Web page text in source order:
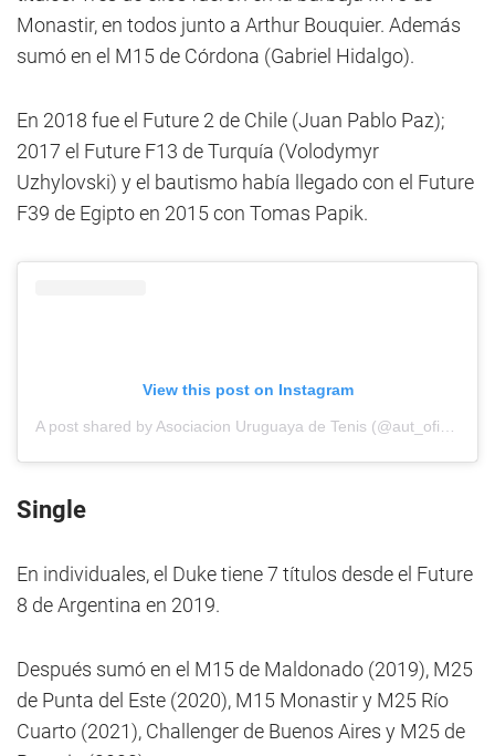
Monastir, en todos junto a Arthur Bouquier. Además
sumó en el M15 de Córdona (Gabriel Hidalgo).
En 2018 fue el Future 2 de Chile (Juan Pablo Paz);
2017 el Future F13 de Turquía (Volodymyr
Uzhylovski) y el bautismo había llegado con el Future
F39 de Egipto en 2015 con Tomas Papik.
View this post on Instagram
Single
En individuales, el Duke tiene 7 títulos desde el Future
8 de Argentina en 2019.
Después sumó en el M15 de Maldonado (2019), M25
de Punta del Este (2020), M15 Monastir y M25 Río
Cuarto (2021), Challenger de Buenos Aires y M25 de